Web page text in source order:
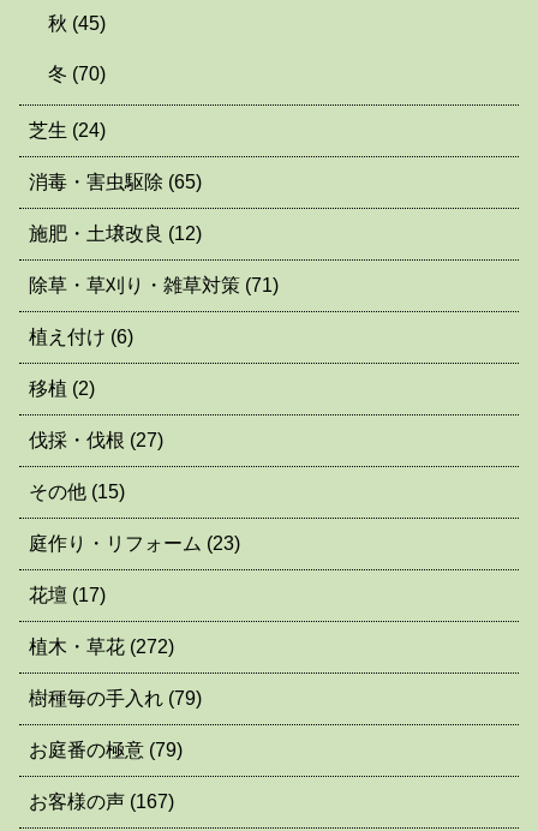
秋 (45)
冬 (70)
芝生 (24)
消毒・害虫駆除 (65)
施肥・土壌改良 (12)
除草・草刈り・雑草対策 (71)
植え付け (6)
移植 (2)
伐採・伐根 (27)
その他 (15)
庭作り・リフォーム (23)
花壇 (17)
植木・草花 (272)
樹種毎の手入れ (79)
お庭番の極意 (79)
お客様の声 (167)